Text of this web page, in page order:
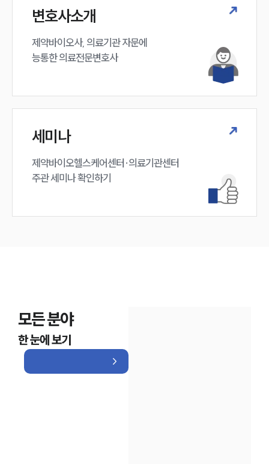
변호사소개
제약바이오사, 의료기관 자문에
능통한 의료전문변호사
세미나
제약바이오헬스케어센터·의료기관센터
주관 세미나 확인하기
모든 분야
한 눈에 보기